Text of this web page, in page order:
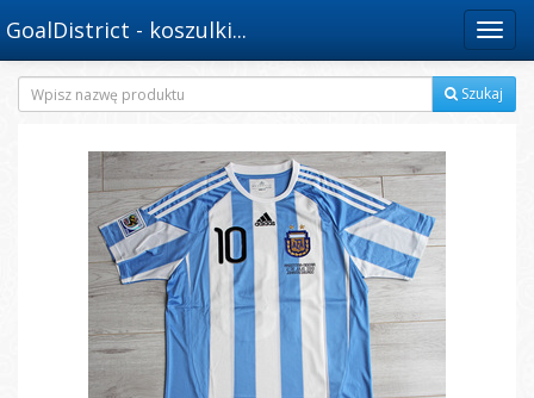
Menu
GoalDistrict - koszulki...
Szukaj